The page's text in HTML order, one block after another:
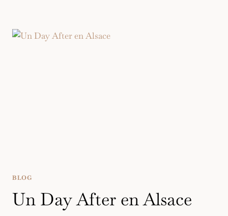
BLOG
Un Day After en Alsace